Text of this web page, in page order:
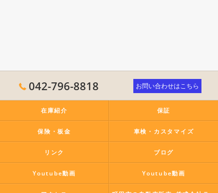
042-796-8818 お問い合わせはこちら
在庫紹介 保証
保険・板金 車検・カスタマイズ
リンク ブログ
Youtube動画 Youtube動画